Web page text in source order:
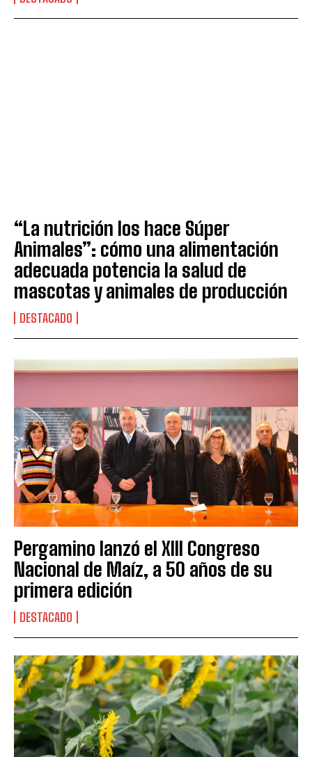
“La nutrición los hace Súper
Animales”: cómo una alimentación
adecuada potencia la salud de
mascotas y animales de producción
DESTACADO
Pergamino lanzó el XIII Congreso
Nacional de Maíz, a 50 años de su
primera edición
DESTACADO